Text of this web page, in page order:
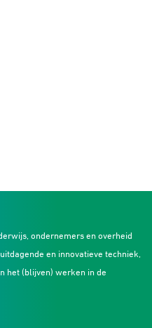
ondernemers en overheid
en innovatieve techniek,
het (blijven) werken in de